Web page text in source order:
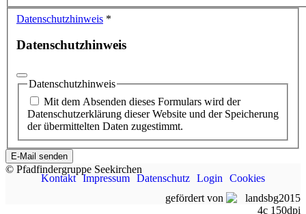
Datenschutzhinweis *
Datenschutzhinweis
Datenschutzhinweis
Mit dem Absenden dieses Formulars wird der
Datenschutzerklärung dieser Website und der Speicherung
der übermittelten Daten zugestimmt.
E-Mail senden
© Pfadfindergruppe Seekirchen
Kontakt Impressum Datenschutz Login
Cookies
gefördert von